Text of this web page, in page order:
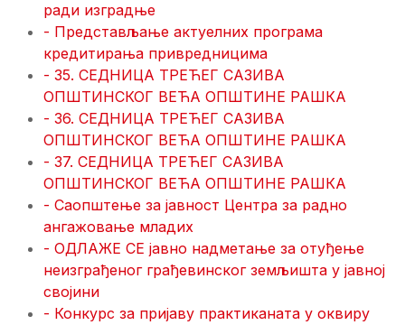
ради изградње
- Представљање актуелних програма
кредитирања привредницима
- 35. СЕДНИЦА ТРЕЋЕГ САЗИВА
ОПШТИНСКОГ ВЕЋА ОПШТИНЕ РАШКА
- 36. СЕДНИЦА ТРЕЋЕГ САЗИВА
ОПШТИНСКОГ ВЕЋА ОПШТИНЕ РАШКА
- 37. СЕДНИЦA ТРЕЋЕГ САЗИВА
ОПШТИНСКОГ ВЕЋА ОПШТИНЕ РАШКА
- Саoпштење за јавност Центра за радно
ангажовање младих
- ОДЛАЖЕ СЕ јавно надметање за отуђење
неизграђеног грађевинског земљишта у јавној
својини
- Конкурс за пријаву практиканата у оквиру